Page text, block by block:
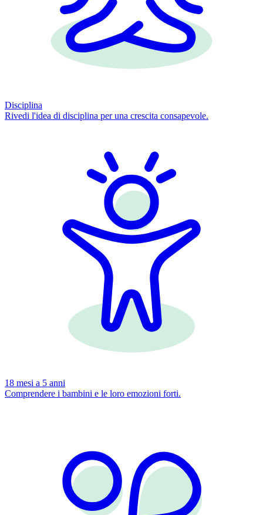
Disciplina
Rivedi l'idea di disciplina per una crescita consapevole.
18 mesi a 5 anni
Comprendere i bambini e le loro emozioni forti.